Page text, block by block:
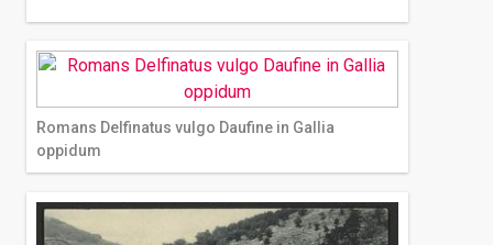
Romans Delfinatus vulgo Daufine in Gallia
oppidum